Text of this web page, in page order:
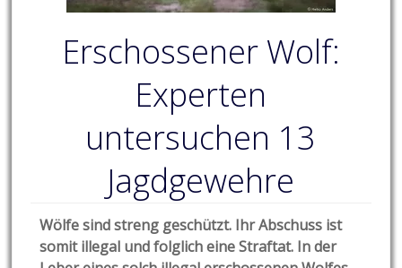
Erschossener Wolf:
Experten
untersuchen 13
Jagdgewehre
Wölfe sind streng geschützt. Ihr Abschuss ist
somit illegal und folglich eine Straftat. In der